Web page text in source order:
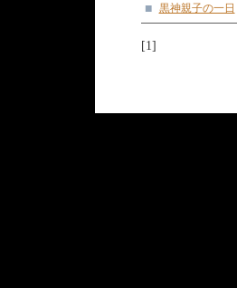
■ 黒神親子の一日
[1]